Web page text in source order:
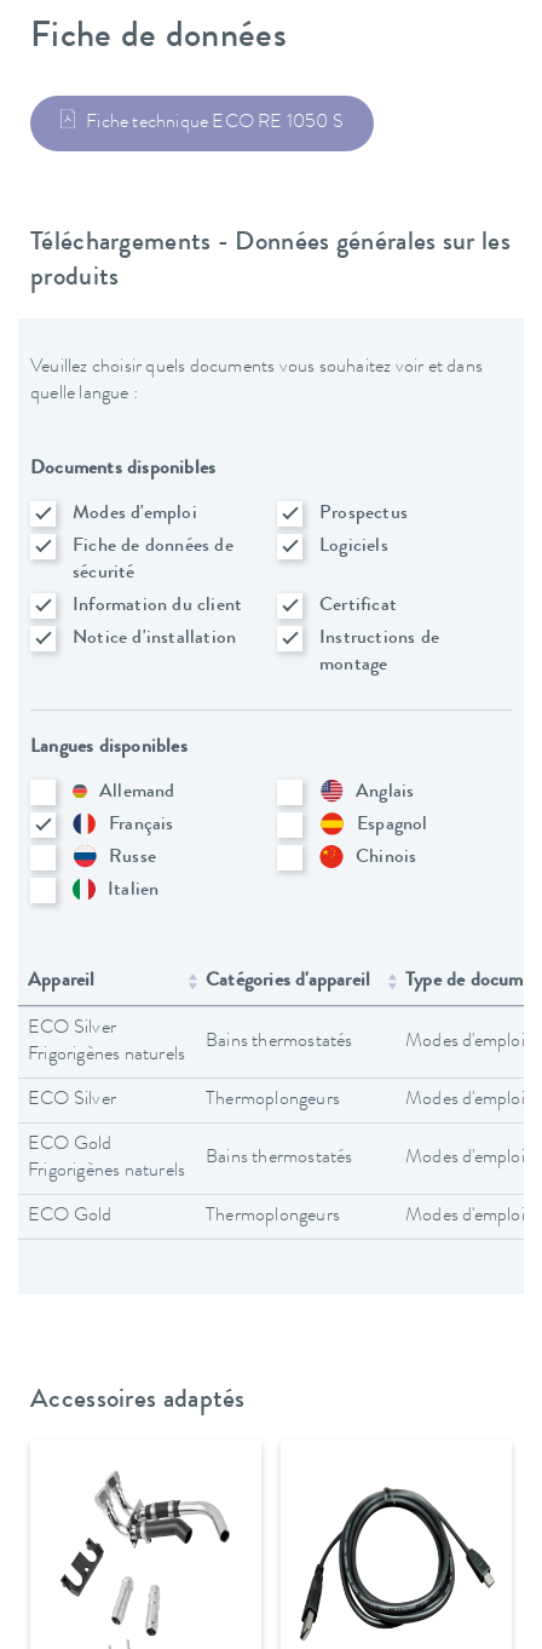
Fiche de données
Fiche technique ECO RE 1050 S
Téléchargements - Données générales sur les
produits
Veuillez choisir quels documents vous souhaitez voir et dans
quelle langue :
Documents disponibles
Modes d'emploi
Prospectus
Fiche de données de
sécurité
Logiciels
Information du client
Certificat
Notice d'installation
Instructions de
montage
Langues disponibles
Allemand
Anglais
Français
Espagnol
Russe
Chinois
Italien
Appareil Catégories d'appareil Type de
ECO Silver
Frigorigènes naturels
Bains thermostatés Modes d'emploi
ECO Silver Thermoplongeurs Modes d'emploi
ECO Gold
Frigorigènes naturels
Bains thermostatés Modes d'emploi
ECO Gold Thermoplongeurs Modes d'emploi
Accessoires adaptés